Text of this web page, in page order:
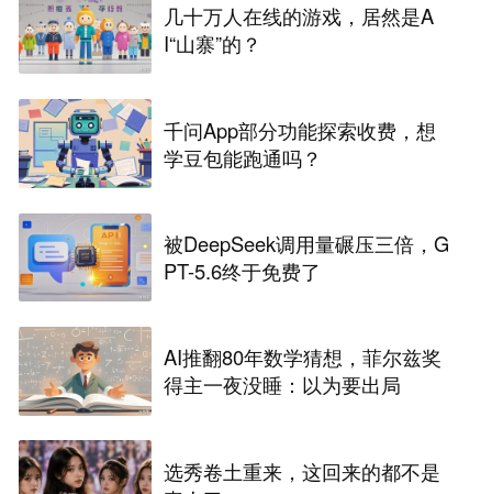
几十万人在线的游戏，居然是A
I“山寨”的？
千问App部分功能探索收费，想
学豆包能跑通吗？
被DeepSeek调用量碾压三倍，G
PT-5.6终于免费了
AI推翻80年数学猜想，菲尔兹奖
得主一夜没睡：以为要出局
选秀卷土重来，这回来的都不是